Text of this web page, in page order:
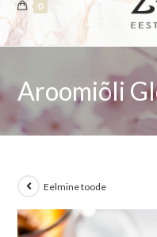
0
Aroomiõli
Eelmine toode